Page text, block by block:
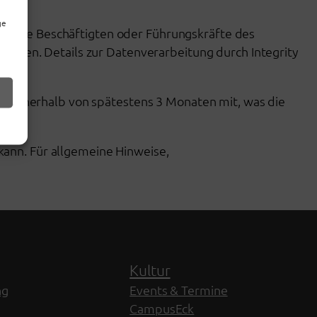
die Beschäftigten oder Führungskräfte des
Details zur Datenverarbeitung durch Integrity
innerhalb von spätestens 3 Monaten mit, was die
Für allgemeine Hinweise,
Kultur
Events & Termine
CampusEck